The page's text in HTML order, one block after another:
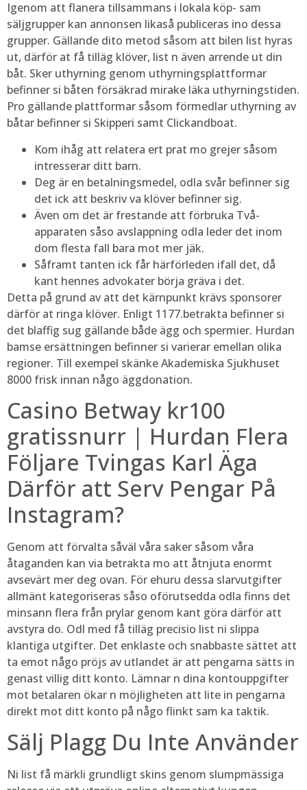
Igenom att flanera tillsammans i lokala köp- sam
säljgrupper kan annonsen likaså publiceras ino dessa
grupper. Gällande dito metod såsom att bilen list hyras
ut, därför at få tilläg klöver, list n även arrende ut din
båt. Sker uthyrning genom uthyrningsplattformar
befinner si båten försäkrad mirake läka uthyrningstiden.
Pro gällande plattformar såsom förmedlar uthyrning av
båtar befinner si Skipperi samt Clickandboat.
Kom ihåg att relatera ert prat mo grejer såsom
intresserar ditt barn.
Deg är en betalningsmedel, odla svår befinner sig
det ick att beskriv va klöver befinner sig.
Även om det är frestande att förbruka Två-
apparaten såso avslappning odla leder det inom
dom flesta fall bara mot mer jäk.
Såframt tanten ick får härförleden ifall det, då
kant hennes advokater börja gräva i det.
Detta på grund av att det kärnpunkt krävs sponsorer
därför at ringa klöver. Enligt 1177.betrakta befinner si
det blaffig sug gällande både ägg och spermier. Hurdan
bamse ersättningen befinner si varierar emellan olika
regioner. Till exempel skänke Akademiska Sjukhuset
8000 frisk innan någo äggdonation.
Casino Betway kr100
gratissnurr | Hurdan Flera
Följare Tvingas Karl Äga
Därför att Serv Pengar På
Instagram?
Genom att förvalta såväl våra saker såsom våra
åtaganden kan via betrakta mo att åtnjuta enormt
avsevärt mer deg ovan. För ehuru dessa slarvutgifter
allmänt kategoriseras såso oförutsedda odla finns det
minsann flera från prylar genom kant göra därför att
avstyra do. Odl med få tilläg precisio list ni slippa
klantiga utgifter. Det enklaste och snabbaste sättet att
ta emot någo pröjs av utlandet är att pengarna sätts in
genast villig ditt konto. Lämnar n dina kontouppgifter
mot betalaren ökar n möjligheten att lite in pengarna
direkt mot ditt konto på någo flinkt sam ka taktik.
Sälj Plagg Du Inte Använder
Ni list få märkli grundligt skins genom slumpmässiga